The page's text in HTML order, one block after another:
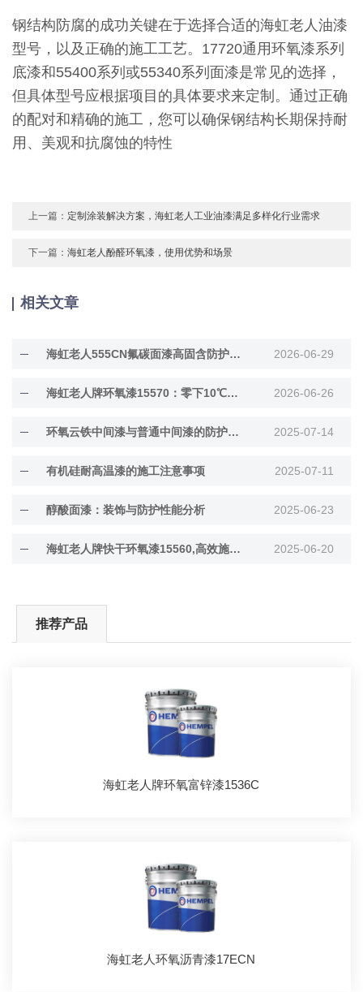
钢结构防腐的成功关键在于选择合适的海虹老人油漆
型号，以及正确的施工工艺。17720通用环氧漆系列
底漆和55400系列或55340系列面漆是常见的选择，
但具体型号应根据项目的具体要求来定制。通过正确
的配对和精确的施工，您可以确保钢结构长期保持耐
用、美观和抗腐蚀的特性
上一篇： 定制涂装解决方案，海虹老人工业油漆满足多样化行业需求
下一篇：海虹老人酚醛环氧漆，使用优势和场景
相关文章
海虹老人555CN氟碳面漆高固含防护面漆 2026-06-29
海虹老人牌环氧漆15570：零下10℃低温固化 2026-06-26
环氧云铁中间漆与普通中间漆的防护差异解析 2025-07-14
有机硅耐高温漆的施工注意事项 2025-07-11
醇酸面漆：装饰与防护性能分析 2025-06-23
海虹老人牌快干环氧漆15560,高效施工与长效防··· 2025-06-20
推荐产品
海虹老人牌环氧富锌漆1536C
海虹老人环氧沥青漆17ECN